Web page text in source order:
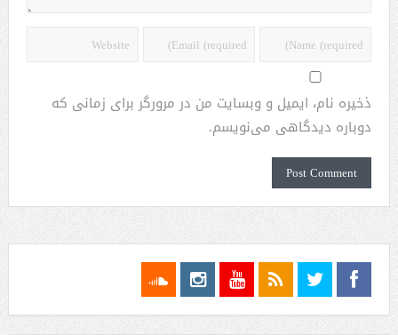
ذخیره نام، ایمیل و وبسایت من در مرورگر برای زمانی که
دوباره دیدگاهی می‌نویسم.